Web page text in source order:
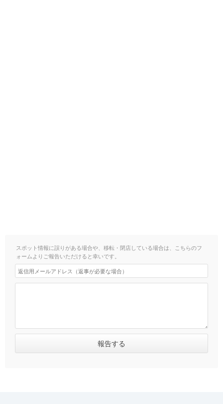
スポット情報に誤りがある場合や、移転・閉店している場合は、こちらのフ
ォームよりご報告いただけると幸いです。